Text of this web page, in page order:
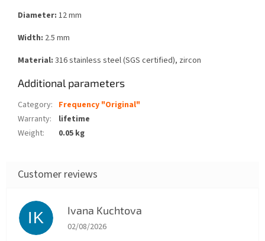
Diameter: 12 mm
Width: 2.5 mm
Material: 316 stainless steel (SGS certified), zircon
Additional parameters
Category: Frequency "Original"
Warranty:
lifetime
Weight: 0.05 kg
IK Ivana Kuchtova
The store rating is 5 out of 5 stars.
02/08/2026